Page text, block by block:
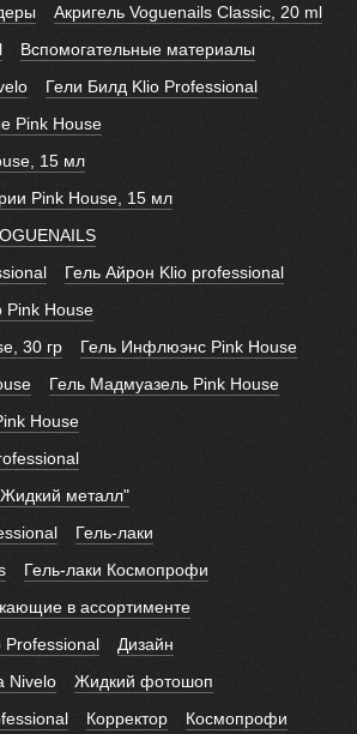
Акригель Voguenails Classic, 20 ml
Вспомогательные материалы
Гели Билд Klio Professional
Pink House
15 мл
Pink House, 15 мл
Гель Айрон Klio professional
Pink House
30 гр
Гель Инфлюэнс Pink House
Гель Мадмуазель Pink House
House
металл"
Гель-лаки
Гель-лаки Космопрофи
в ассортименте
Professional
Дизайн
Nivelo
Жидкий фотошоп
Корректор
Космопрофи